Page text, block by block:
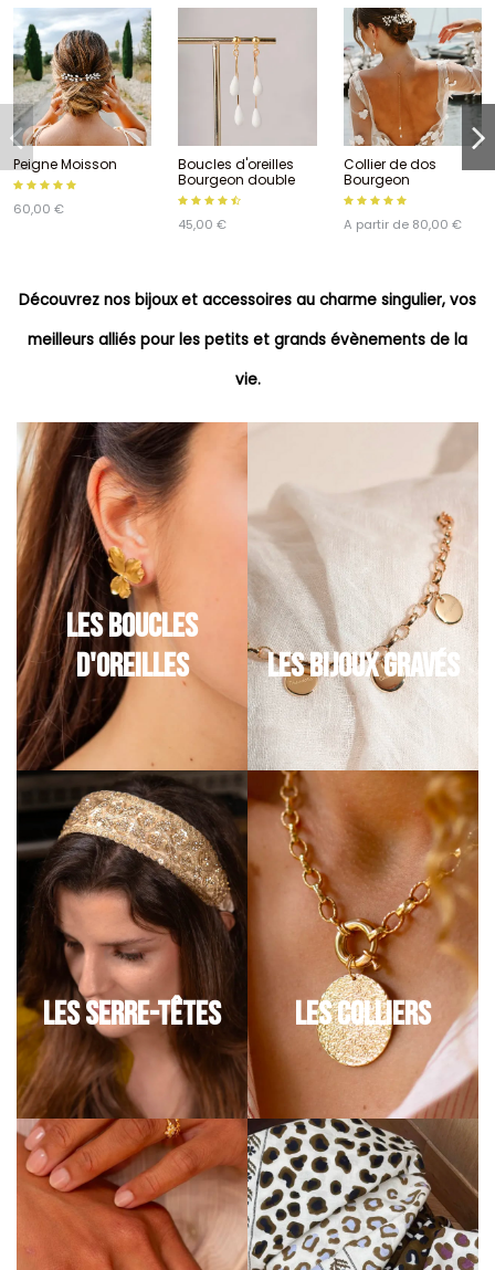
Peigne Moisson
60,00 €
Boucles d'oreilles
Bourgeon double
45,00 €
Collier de dos
Bourgeon
A partir de 80,00 €
Découvrez nos bijoux et accessoires au charme singulier, vos
meilleurs alliés pour les petits et grands évènements de la
vie.
LES BOUCLES
D'OREILLES
LES BIJOUX GRAVÉS
LES SERRE-TÊTES LES COLLIERS